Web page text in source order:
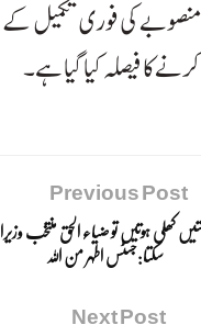
کی فوری تکمیل کے
کا فیصلہ کیا گیا ہے۔
Previous Post
کھلی ہوتیں تو ضیاء الحق منتخب
سکتا:جسٹس اطہر من اللہ
Next Post